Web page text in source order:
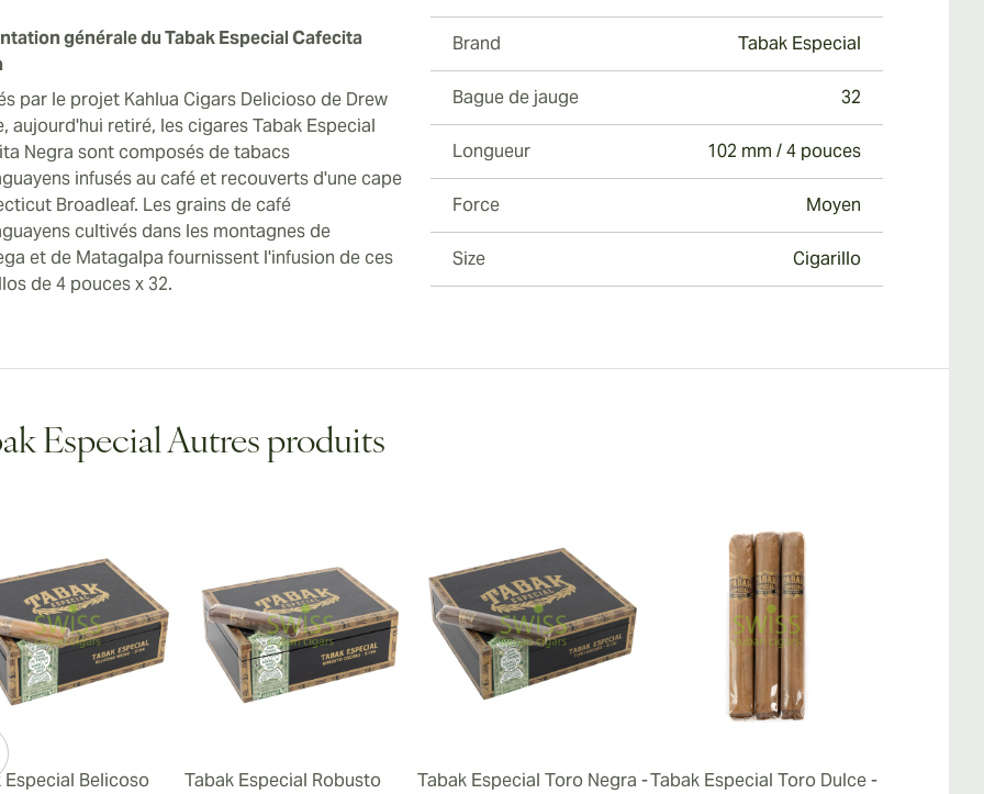
générale du Tabak Especial Cafecita
par le projet Kahlua Cigars Delicioso de Drew
aujourd'hui retiré, les cigares Tabak Especial
Negra sont composés de tabacs
infusés au café et recouverts d'une cape
Broadleaf. Les grains de café
cultivés dans les montagnes de
et de Matagalpa fournissent l'infusion de ces
de 4 pouces x 32.
Brand Tabak Especial
Bague de jauge 32
Longueur 102 mm / 4 pouces
Force Moyen
Size Cigarillo
Especial Autres produits
Especial Belicoso
Tabak Especial Robusto
Tabak Especial Toro Negra -Tabak Especial Toro Dulce -